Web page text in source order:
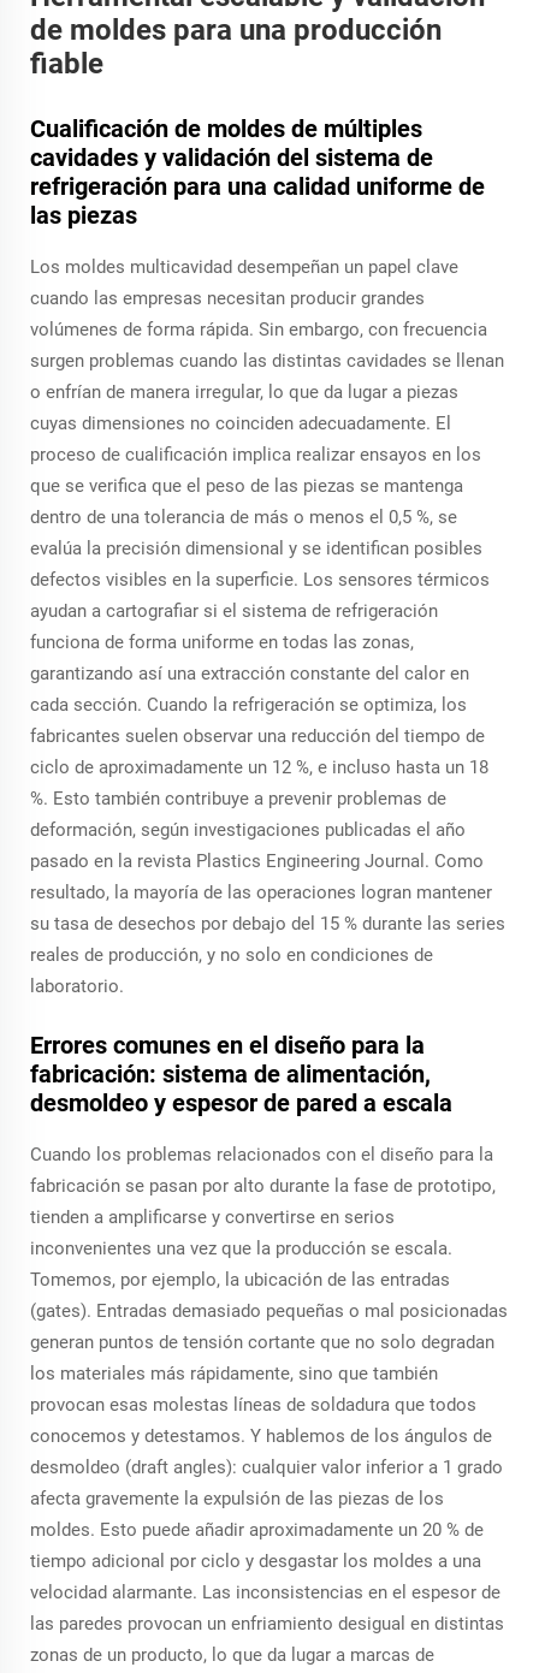
de moldes para una producción
fiable
Cualificación de moldes de múltiples
cavidades y validación del sistema de
refrigeración para una calidad uniforme de
las piezas
Los moldes multicavidad desempeñan un papel clave
cuando las empresas necesitan producir grandes
volúmenes de forma rápida. Sin embargo, con frecuencia
surgen problemas cuando las distintas cavidades se llenan
o enfrían de manera irregular, lo que da lugar a piezas
cuyas dimensiones no coinciden adecuadamente. El
proceso de cualificación implica realizar ensayos en los
que se verifica que el peso de las piezas se mantenga
dentro de una tolerancia de más o menos el 0,5 %, se
evalúa la precisión dimensional y se identifican posibles
defectos visibles en la superficie. Los sensores térmicos
ayudan a cartografiar si el sistema de refrigeración
funciona de forma uniforme en todas las zonas,
garantizando así una extracción constante del calor en
cada sección. Cuando la refrigeración se optimiza, los
fabricantes suelen observar una reducción del tiempo de
ciclo de aproximadamente un 12 %, e incluso hasta un 18
%. Esto también contribuye a prevenir problemas de
deformación, según investigaciones publicadas el año
pasado en la revista Plastics Engineering Journal. Como
resultado, la mayoría de las operaciones logran mantener
su tasa de desechos por debajo del 15 % durante las series
reales de producción, y no solo en condiciones de
laboratorio.
Errores comunes en el diseño para la
fabricación: sistema de alimentación,
desmoldeo y espesor de pared a escala
Cuando los problemas relacionados con el diseño para la
fabricación se pasan por alto durante la fase de prototipo,
tienden a amplificarse y convertirse en serios
inconvenientes una vez que la producción se escala.
Tomemos, por ejemplo, la ubicación de las entradas
(gates). Entradas demasiado pequeñas o mal posicionadas
generan puntos de tensión cortante que no solo degradan
los materiales más rápidamente, sino que también
provocan esas molestas líneas de soldadura que todos
conocemos y detestamos. Y hablemos de los ángulos de
desmoldeo (draft angles): cualquier valor inferior a 1 grado
afecta gravemente la expulsión de las piezas de los
moldes. Esto puede añadir aproximadamente un 20 % de
tiempo adicional por ciclo y desgastar los moldes a una
velocidad alarmante. Las inconsistencias en el espesor de
las paredes provocan un enfriamiento desigual en distintas
zonas de un producto, lo que da lugar a marcas de